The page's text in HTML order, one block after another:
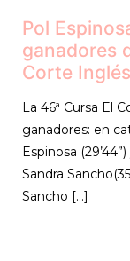
Pol
ganadores
Corte Inglés
La 46ª Cursa El
ganadores: en
Espinosa
Sandra
Sancho […]